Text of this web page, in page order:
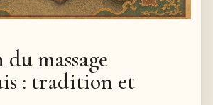
massage
: tradition et